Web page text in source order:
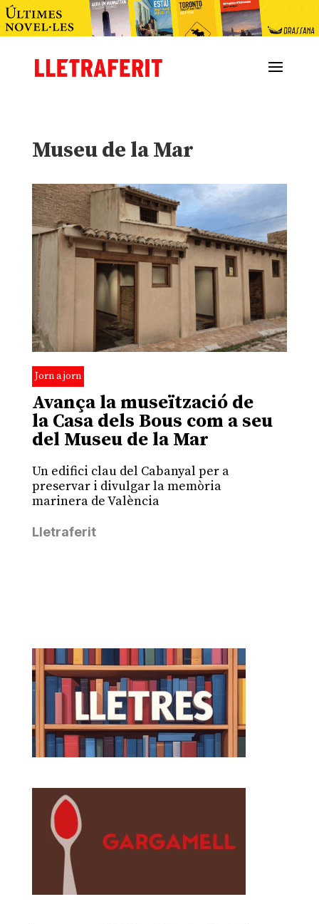
Museu de la Mar
Jorn a jorn
Avança la museïtzació de
la Casa dels Bous com a seu
del Museu de la Mar
Un edifici clau del Cabanyal per a
preservar i divulgar la memòria
marinera de València
Lletraferit